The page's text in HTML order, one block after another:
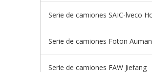
Serie de camiones Foton Auman
Serie de camiones FAW Jiefang